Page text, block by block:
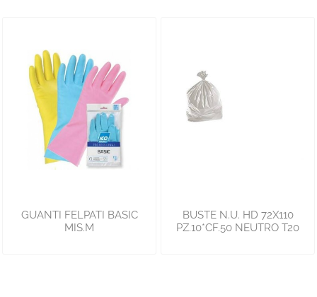
GUANTI FELPATI BASIC
MIS.M
BUSTE N.U. HD 72X110
PZ.10*CF.50 NEUTRO T20